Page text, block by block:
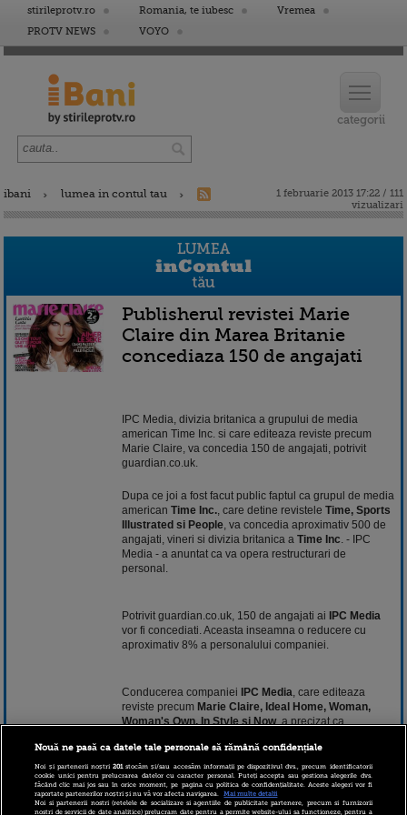
stirileprotv.ro Romania, te iubesc
Vremea
PROTV NEWS
VOYO
ibani lumea in contul tau
1 februarie 2013 17:22 / 111
vizualizari
Publisherul revistei Marie
Claire din Marea Britanie
concediaza 150 de angajati
IPC Media, divizia britanica a grupului de media
american Time Inc. si care editeaza reviste precum
Marie Claire, va concedia 150 de angajati, potrivit
guardian.co.uk.
Dupa ce joi a fost facut public faptul ca grupul de media
american Time Inc. , care detine revistele Time, Sports
Illustrated si People , va concedia aproximativ 500 de
angajati, vineri si divizia britanica a Time Inc . - IPC
Media - a anuntat ca va opera restructurari de
personal.
Potrivit guardian.co.uk, 150 de angajati ai IPC Media
vor fi concediati. Aceasta inseamna o reducere cu
aproximativ 8% a personalului companiei.
Conducerea companiei IPC Media , care editeaza
reviste precum Marie Claire, Ideal Home, Woman,
Woman's Own, In Style si Now, a precizat ca
la nivel organizational.
Grupul mediaTime Inc.face parte din compania
Warner. Time Inc.publica in prezent circa 130 de
Nouă ne pasă ca datele tale personale să rămână confidențiale
Noi și partenerii noștri201stocăm și/sau accesăm informații pe dispozitivul dvs., precum identificatorii
cookie unici pentru prelucrarea datelor cu caracter personal. Puteți accepta sau gestiona alegerile dvs.
făcând clic mai jos sau în orice moment, pe pagina cu politica de confidențialitate. Aceste alegeri vor fi
raportate partenerilor noștri și nu vă vor afecta navigarea.
Mai multe detalii
Noi si partenerii nostri (retelele de socializare si agentiile de publicitate partenere, precum si furnizorii
nostri de servicii de date analitice) prelucram date pentru a permite website-ului sa functioneze, pentru a